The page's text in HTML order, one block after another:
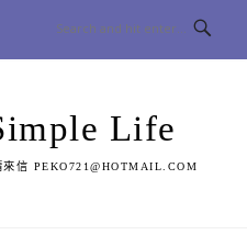
Life
PEKO721@HOTMAIL.COM